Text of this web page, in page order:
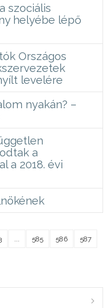
szociális
helyébe lépő
Országos
levelére
nyakán? –
a
a 2018. évi
585 586 587